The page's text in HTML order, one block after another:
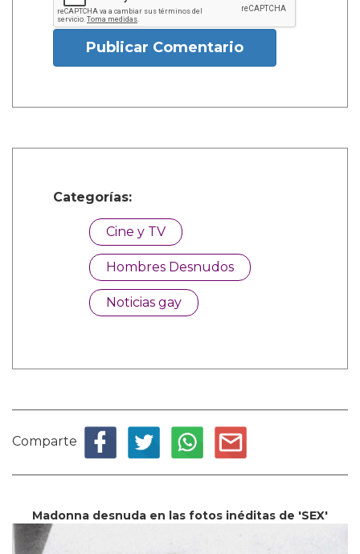
Publicar Comentario
Categorías:
Cine y TV
Hombres Desnudos
Noticias gay
Comparte
Madonna desnuda en las fotos inéditas de 'SEX'